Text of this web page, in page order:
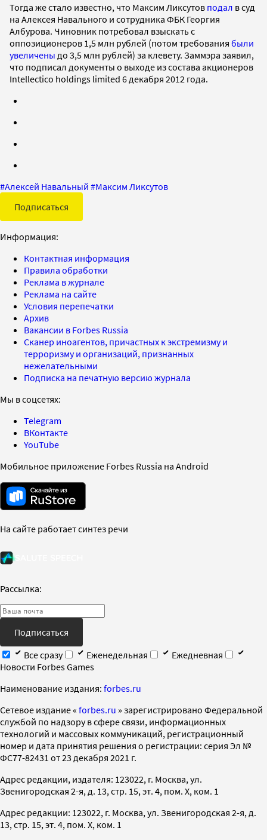
Тогда же стало известно, что Максим Ликсутов подал в суд
на Алексея Навального и сотрудника ФБК Георгия
Албурова. Чиновник потребовал взыскать с
оппозиционеров 1,5 млн рублей (потом требования были
увеличены до 3,5 млн рублей) за клевету. Заммэра заявил,
что подписал документы о выходе из состава акционеров
Intellectico holdings limited 6 декабря 2012 года.
#Алексей Навальный #Максим Ликсутов
Подписаться
Информация:
Контактная информация
Правила обработки
Реклама в журнале
Реклама на сайте
Условия перепечатки
Архив
Вакансии в Forbes Russia
Сканер иноагентов, причастных к экстремизму и
терроризму и организаций, признанных
нежелательными
Подписка на печатную версию журнала
Мы в соцсетях:
Telegram
ВКонтакте
YouTube
Мобильное приложение Forbes Russia на Android
На сайте работает синтез речи
Рассылка:
Подписаться
Все сразу
Еженедельная
Ежедневная
Новости Forbes Games
Наименование издания: forbes.ru
Cетевое издание « forbes.ru » зарегистрировано Федеральной
службой по надзору в сфере связи, информационных
технологий и массовых коммуникаций, регистрационный
номер и дата принятия решения о регистрации: серия Эл №
ФС77-82431 от 23 декабря 2021 г.
Адрес редакции, издателя: 123022, г. Москва, ул.
Звенигородская 2-я, д. 13, стр. 15, эт. 4, пом. X, ком. 1
Адрес редакции: 123022, г. Москва, ул. Звенигородская 2-я, д.
13, стр. 15, эт. 4, пом. X, ком. 1